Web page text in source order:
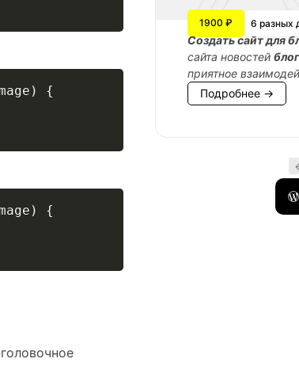
)
{
)
{
1900 ₽ 6 разных
Cоздать сайт для
сайта новостей
приятное
Подробнее →